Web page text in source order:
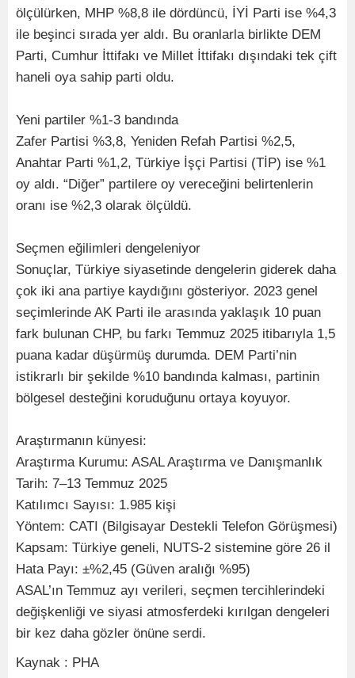
ölçülürken, MHP %8,8 ile dördüncü, İYİ Parti ise %4,3
ile beşinci sırada yer aldı. Bu oranlarla birlikte DEM
Parti, Cumhur İttifakı ve Millet İttifakı dışındaki tek çift
haneli oya sahip parti oldu.
Yeni partiler %1-3 bandında
Zafer Partisi %3,8, Yeniden Refah Partisi %2,5,
Anahtar Parti %1,2, Türkiye İşçi Partisi (TİP) ise %1
oy aldı. “Diğer” partilere oy vereceğini belirtenlerin
oranı ise %2,3 olarak ölçüldü.
Seçmen eğilimleri dengeleniyor
Sonuçlar, Türkiye siyasetinde dengelerin giderek daha
çok iki ana partiye kaydığını gösteriyor. 2023 genel
seçimlerinde AK Parti ile arasında yaklaşık 10 puan
fark bulunan CHP, bu farkı Temmuz 2025 itibarıyla 1,5
puana kadar düşürmüş durumda. DEM Parti’nin
istikrarlı bir şekilde %10 bandında kalması, partinin
bölgesel desteğini koruduğunu ortaya koyuyor.
Araştırmanın künyesi:
Araştırma Kurumu: ASAL Araştırma ve Danışmanlık
Tarih: 7–13 Temmuz 2025
Katılımcı Sayısı: 1.985 kişi
Yöntem: CATI (Bilgisayar Destekli Telefon Görüşmesi)
Kapsam: Türkiye geneli, NUTS-2 sistemine göre 26 il
Hata Payı: ±%2,45 (Güven aralığı %95)
ASAL’ın Temmuz ayı verileri, seçmen tercihlerindeki
değişkenliği ve siyasi atmosferdeki kırılgan dengeleri
bir kez daha gözler önüne serdi.
Kaynak : PHA